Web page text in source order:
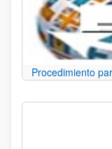
Procedimiento